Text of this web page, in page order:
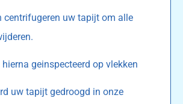
centrifugeren uw tapijt om alle
geinspecteerd op vlekken
uw tapijt gedroogd in onze